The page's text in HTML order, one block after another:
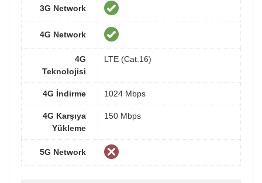
3G Network
4G Network
4G
Teknolojisi
LTE (Cat.16)
4G İndirme 1024 Mbps
4G Karşıya
Yükleme
150 Mbps
5G Network